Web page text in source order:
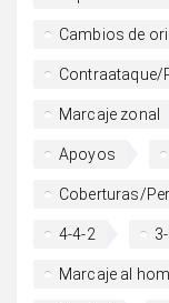
Cambios de
Contraataque/
Marcaje zonal
Apoyos
Coberturas/
4-4-2
Marcaje al